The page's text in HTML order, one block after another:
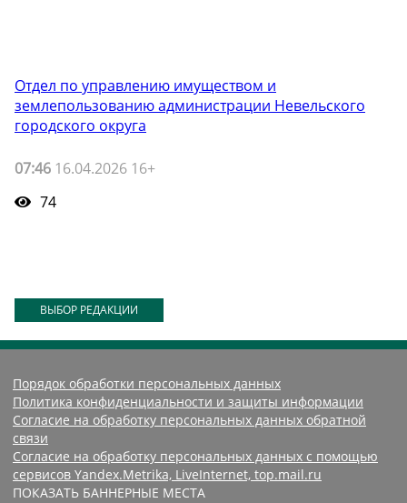
Отдел по управлению имуществом и
землепользованию администрации Невельского
городского округа
07:46 16.04.2026 16+
74
ВЫБОР РЕДАКЦИИ
Порядок обработки персональных данных
Политика конфиденциальности и защиты информации
Согласие на обработку персональных данных обратной
связи
Согласие на обработку персональных данных с помощью
сервисов Yandex.Metrika, LiveInternet, top.mail.ru
ПОКАЗАТЬ БАННЕРНЫЕ МЕСТА